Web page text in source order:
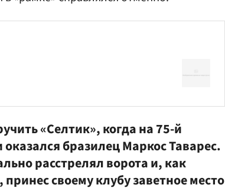
«Селтик», когда на 75-й
бразилецМаркос Таварес.
расстрелял ворота и, как
своему клубу заветное место